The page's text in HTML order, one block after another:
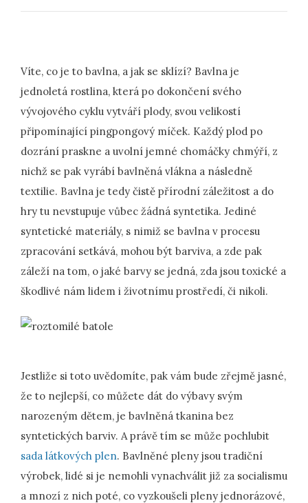
Víte, co je to bavlna, a jak se sklízí? Bavlna je
jednoletá rostlina, která po dokončení svého
vývojového cyklu vytváří plody, svou velikostí
připomínající pingpongový míček. Každý plod po
dozrání praskne a uvolní jemné chomáčky chmýří, z
nichž se pak vyrábí bavlněná vlákna a následně
textilie. Bavlna je tedy čistě přírodní záležitost a do
hry tu nevstupuje vůbec žádná syntetika. Jediné
syntetické materiály, s nimiž se bavlna v procesu
zpracování setkává, mohou být barviva, a zde pak
záleží na tom, o jaké barvy se jedná, zda jsou toxické a
škodlivé nám lidem i životnímu prostředí, či nikoli.
Jestliže si toto uvědomíte, pak vám bude zřejmě jasné,
že to nejlepší, co můžete dát do výbavy svým
narozeným dětem, je bavlněná tkanina bez
syntetických barviv. A právě tím se může pochlubit
sada látkových plen. Bavlněné pleny jsou tradiční
výrobek, lidé si je nemohli vynachválit již za socialismu
a mnozí z nich poté, co vyzkoušeli pleny jednorázové,